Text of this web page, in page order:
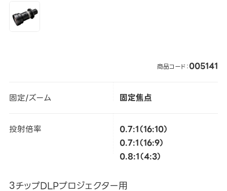
商品コード：005141
固定/ズーム 固定焦点
投射倍率
0.7:1（16:10）
0.7:1（16:9）
0.8:1（4:3）
3チップDLPプロジェクター用